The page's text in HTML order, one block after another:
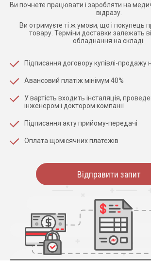
Ви почнете працювати і заробляти на
відразу.
Ви отримуєте ті ж умови, що і покупець
товару. Терміни доставки залежать
обладнання на складі.
Підписання договору купівлі-продажу
Авансовий платіж мінімум 40%
У вартість входить інсталяція,
інженером і доктором компанії
Підписання акту прийому-передачі
Оплата щомісячних платежів
Відправити запит